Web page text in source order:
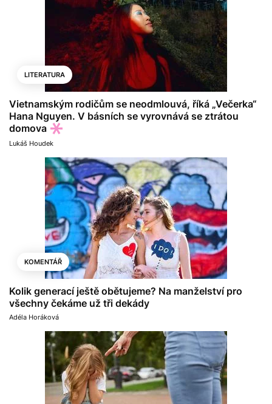
LITERATURA
Vietnamským rodičům se neodmlouvá, říká „Večerka“
Hana Nguyen. V básních se vyrovnává se ztrátou
domova
Lukáš Houdek
KOMENTÁŘ
Kolik generací ještě obětujeme? Na manželství pro
všechny čekáme už tři dekády
Adéla Horáková